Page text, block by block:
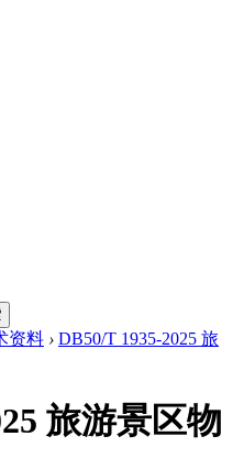
资料 › DB50/T 1935-2025 旅
旅游景区物